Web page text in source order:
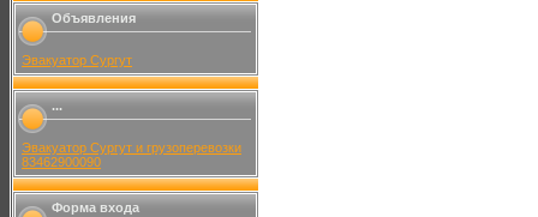
Объявления
Эвакуатор Сургут
...
Эвакуатор Сургут и грузоперевозки
83462900090
Форма входа